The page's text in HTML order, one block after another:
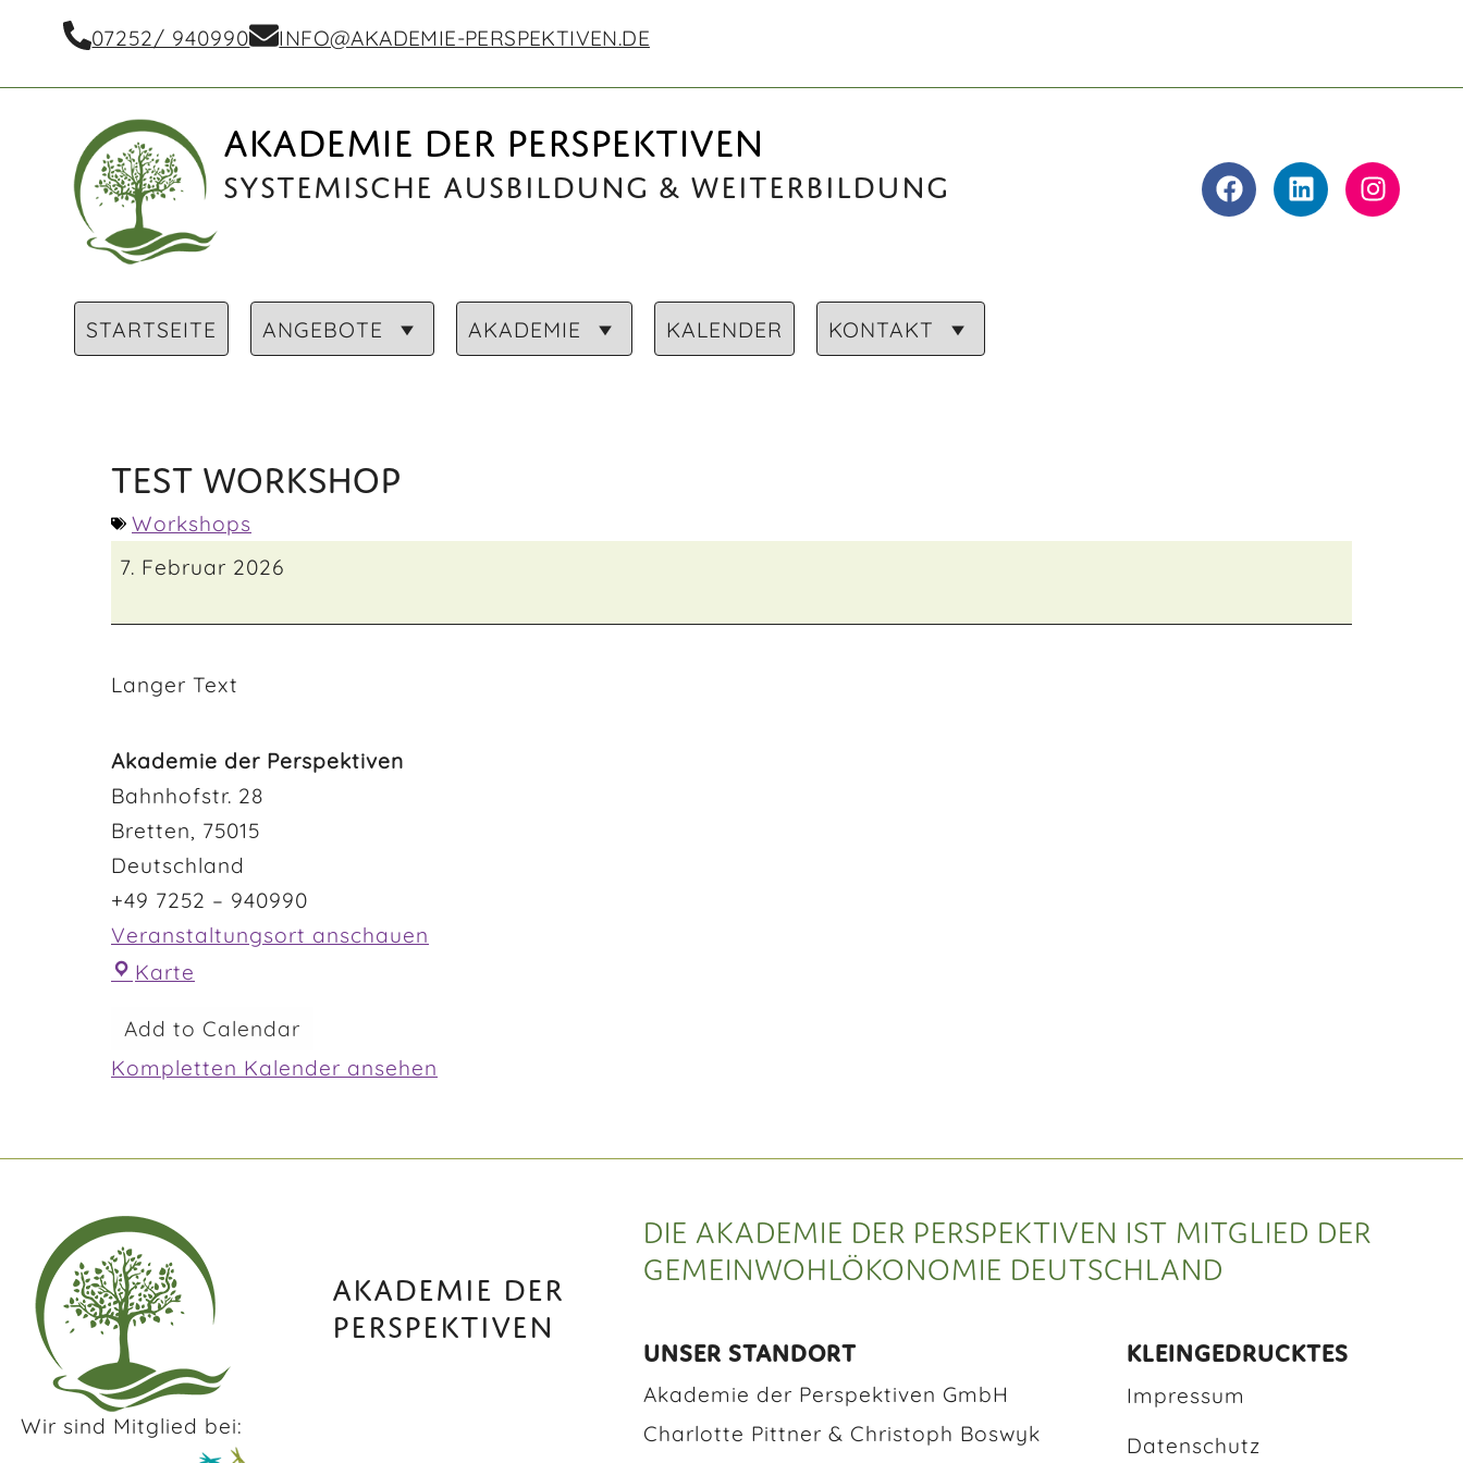
07252/ 940990 INFO@AKADEMIE-PERSPEKTIVEN.DE
AKADEMIE DER PERSPEKTIVEN
Systemische Ausbildung & Weiterbildung
STARTSEITE ANGEBOTE AKADEMIE KALENDER KONTAKT
TEST WORKSHOP
Workshops
7. Februar 2026
Langer Text
Akademie der Perspektiven
Bahnhofstr. 28
Bretten, 75015
Deutschland
+49 7252 – 940990
Veranstaltungsort anschauen
Karte
Add to Calendar
Kompletten Kalender ansehen
AKADEMIE DER
PERSPEKTIVEN
Wir sind Mitglied bei:
DIE AKADEMIE DER PERSPEKTIVEN IST MITGLIED DER
GEMEINWOHLÖKONOMIE DEUTSCHLAND
UNSER STANDORT
Akademie der Perspektiven GmbH
Charlotte Pittner & Christoph Boswyk
KLEINGEDRUCKTES
Impressum
Datenschutz